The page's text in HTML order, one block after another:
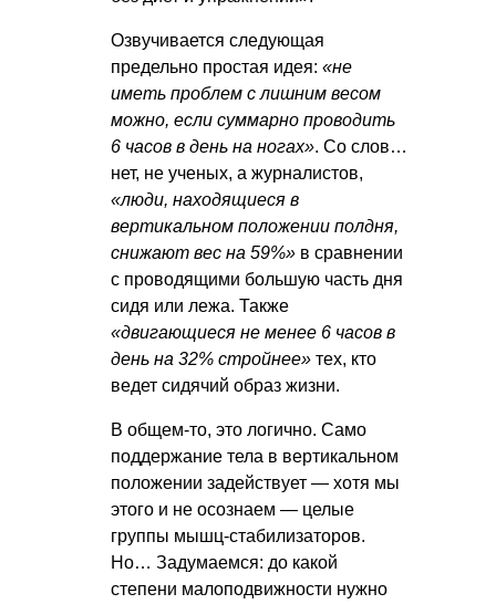
Озвучивается следующая
предельно простая идея: «не
иметь проблем с лишним весом
можно, если суммарно проводить
6 часов в день на ногах». Со слов…
нет, не ученых, а журналистов,
«люди, находящиеся в
вертикальном положении полдня,
снижают вес на 59%» в сравнении
с проводящими большую часть дня
сидя или лежа. Также
«двигающиеся не менее 6 часов в
день на 32% стройнее» тех, кто
ведет сидячий образ жизни.
В общем-то, это логично. Само
поддержание тела в вертикальном
положении задействует — хотя мы
этого и не осознаем — целые
группы мышц-стабилизаторов.
Но… Задумаемся: до какой
степени малоподвижности нужно